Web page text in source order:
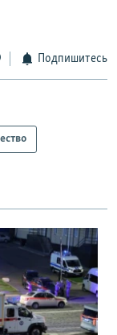
Подпишитесь